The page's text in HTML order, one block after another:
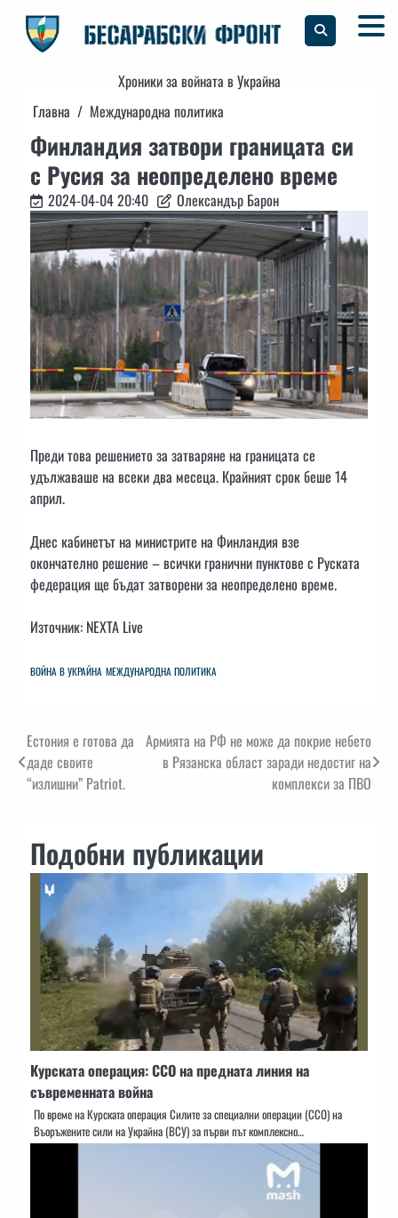
content
Хроники за войната в Украйна
Главна
Международна политика
Финландия затвори границата си
с Русия за неопределено време
2024-04-04 20:40 Олександър Барон
Преди това решението за затваряне на границата се
удължаваше на всеки два месеца. Крайният срок беше 14
април.
Днес кабинетът на министрите на Финландия взе
окончателно решение – всички гранични пунктове с Руската
федерация ще бъдат затворени за неопределено време.
Източник: NEXTA Live
ВОЙНА В УКРАЙНА МЕЖДУНАРОДНА ПОЛИТИКА
Навигация
Естония е готова да
даде своите
“излишни” Patriot.
Армията на РФ не може да покрие небето
в Рязанска област заради недостиг на
комплекси за ПВО
Подобни публикации
Курската операция: ССО на предната линия на
съвременната война
По време на Курската операция Силите за специални операции (ССО) на
Въоръжените сили на Украйна (ВСУ) за първи път комплексно…